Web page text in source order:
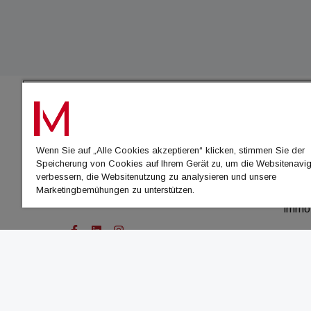
Wenn Sie auf „Alle Cookies akzeptieren“ klicken, stimmen Sie der
Speicherung von Cookies auf Ihrem Gerät zu, um die
verbessern, die Websitenutzung zu analysieren und unsere
Marketingbemühungen zu unterstützen.